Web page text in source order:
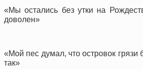
«Мы остались без утки на
доволен»
«Мой пес думал, что островок
так»